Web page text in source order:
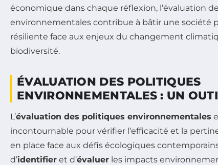
économique dans chaque réflexion, l’évaluation
environnementales contribue à bâtir une société
résiliente face aux enjeux du changement
biodiversité.
ÉVALUATION DES POLITIQUES
ENVIRONNEMENTALES : UN
L’évaluation des politiques environnementales
incontournable pour vérifier l’efficacité et la
en place face aux défis écologiques
d’identifier et d’évaluer les impacts